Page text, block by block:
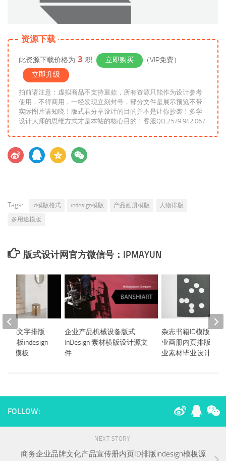
资源下载
此资源下载价格为 3 积 立即购买
（VIP免费）
立即升级
拍前请注意：虚拟商品不支持退款，所有资源只能作为设计参考
使用，不得商用，一经发现立刻封号，部分文件是展示预览不带
实际图片请知晓！版式君分享设计的目的并不是让你抄袭！多学
设计大师的思维方式才是本站的核心目的！客服QQ:2579 942 067
Tags: id模版格式 indesign模版 产品画册模版
人物排版
多用途模版
版式设计网官方微信号：IPMAYUN
企业产品机械设备版式
InDesign 素材横版设计源文
件
杂志书籍ID模版作品
业画册内页排版
业素材毕业设计
划书文字排版
模板indesign
计模板
FOLLOW:
NEXT STORY
商务企业品牌文化产品宣传册内页ID排版indesign模板源